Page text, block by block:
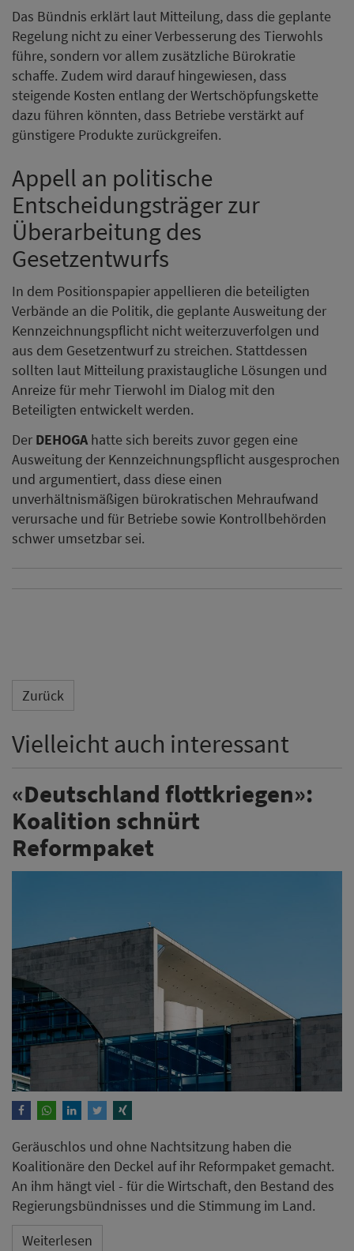
Das Bündnis erklärt laut Mitteilung, dass die geplante
Regelung nicht zu einer Verbesserung des Tierwohls
führe, sondern vor allem zusätzliche Bürokratie
schaffe. Zudem wird darauf hingewiesen, dass
steigende Kosten entlang der Wertschöpfungskette
dazu führen könnten, dass Betriebe verstärkt auf
günstigere Produkte zurückgreifen.
Appell an politische
Entscheidungsträger zur
Überarbeitung des
Gesetzentwurfs
In dem Positionspapier appellieren die beteiligten
Verbände an die Politik, die geplante Ausweitung der
Kennzeichnungspflicht nicht weiterzuverfolgen und
aus dem Gesetzentwurf zu streichen. Stattdessen
sollten laut Mitteilung praxistaugliche Lösungen und
Anreize für mehr Tierwohl im Dialog mit den
Beteiligten entwickelt werden.
Der DEHOGA hatte sich bereits zuvor gegen eine
Ausweitung der Kennzeichnungspflicht ausgesprochen
und argumentiert, dass diese einen
unverhältnismäßigen bürokratischen Mehraufwand
verursache und für Betriebe sowie Kontrollbehörden
schwer umsetzbar sei.
Zurück
Vielleicht auch interessant
«Deutschland flottkriegen»:
Koalition schnürt
Reformpaket
Geräuschlos und ohne Nachtsitzung haben die
Koalitionäre den Deckel auf ihr Reformpaket gemacht.
An ihm hängt viel - für die Wirtschaft, den Bestand des
Regierungsbündnisses und die Stimmung im Land.
Weiterlesen